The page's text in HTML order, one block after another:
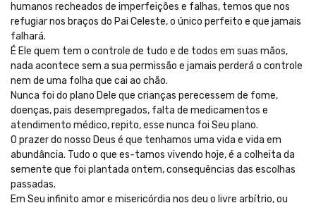
humanos recheados de imperfeições e falhas, temos que nos
refugiar nos braços do Pai Celeste, o único perfeito e que jamais
falhará.
É Ele quem tem o controle de tudo e de todos em suas mãos,
nada acontece sem a sua permissão e jamais perderá o controle
nem de uma folha que cai ao chão.
Nunca foi do plano Dele que crianças perecessem de fome,
doenças, pais desempregados, falta de medicamentos e
atendimento médico, repito, esse nunca foi Seu plano.
O prazer do nosso Deus é que tenhamos uma vida e vida em
abundância. Tudo o que es-tamos vivendo hoje, é a colheita da
semente que foi plantada ontem, consequências das escolhas
passadas.
Em Seu infinito amor e misericórdia nos deu o livre arbítrio, ou